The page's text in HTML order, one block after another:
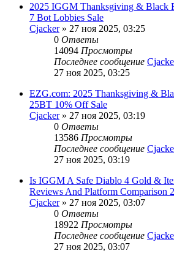
2025 IGGM Thanksgiving & Black
7 Bot Lobbies Sale
Cjacker» 27 ноя 2025, 03:25
0 Ответы
14094 Просмотры
Последнее сообщение
27 ноя 2025, 03:25
EZG.com: 2025 Thanksgiving &
25BT 10% Off Sale
Cjacker» 27 ноя 2025, 03:19
0 Ответы
13586 Просмотры
Последнее сообщение
27 ноя 2025, 03:19
Is IGGM A Safe Diablo 4 Gold &
Reviews And Platform Comparison
Cjacker» 27 ноя 2025, 03:07
0 Ответы
18922 Просмотры
Последнее сообщение
27 ноя 2025, 03:07